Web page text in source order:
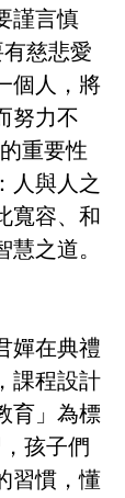
謹言慎
慈悲愛
個人，將
努力不
重要性
人與人之
寬容、和
之道。
嬋在典禮
課程設計
育」為標
孩子們
習慣，懂